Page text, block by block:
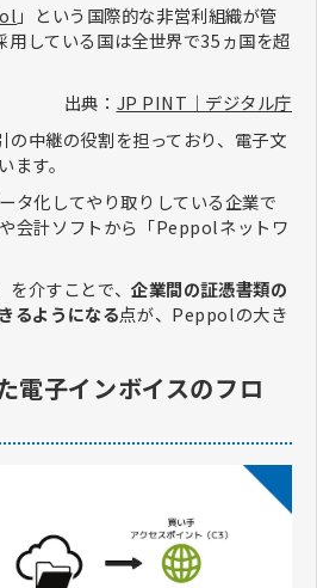
」という国際的な非営利組織が管
している国は全世界で35ヵ国を超
出典： JP PINT｜デジタル庁
中継の役割を担っており、電子文
ます。
タ化してやり取りしている企業で
会計ソフトから「Peppolネットワ
を介すことで、企業間の証憑書類の
るようになる点が、Peppolの大き
電子インボイスのフロ